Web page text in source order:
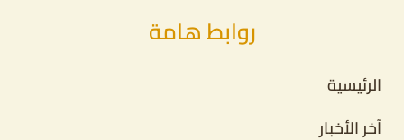
روابط هامة
الرئيسية
آخر الأخبار